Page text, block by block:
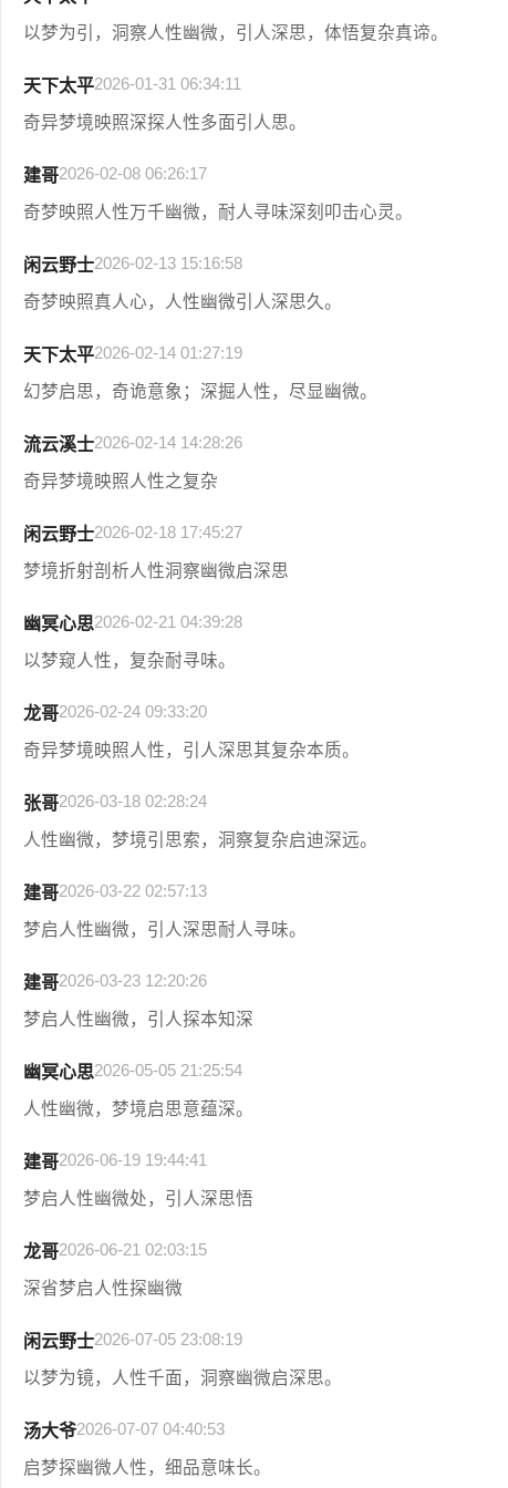
以梦为引，洞察人性幽微，引人深思，体悟复杂真谛。
天下太平2026-01-31 06:34:11
奇异梦境映照深探人性多面引人思。
建哥2026-02-08 06:26:17
奇梦映照人性万千幽微，耐人寻味深刻叩击心灵。
闲云野士2026-02-13 15:16:58
奇梦映照真人心，人性幽微引人深思久。
天下太平2026-02-14 01:27:19
幻梦启思，奇诡意象；深掘人性，尽显幽微。
流云溪士2026-02-14 14:28:26
奇异梦境映照人性之复杂
闲云野士2026-02-18 17:45:27
梦境折射剖析人性洞察幽微启深思
幽冥心思2026-02-21 04:39:28
以梦窥人性，复杂耐寻味。
龙哥2026-02-24 09:33:20
奇异梦境映照人性，引人深思其复杂本质。
张哥2026-03-18 02:28:24
人性幽微，梦境引思索，洞察复杂启迪深远。
建哥2026-03-22 02:57:13
梦启人性幽微，引人深思耐人寻味。
建哥2026-03-23 12:20:26
梦启人性幽微，引人探本知深
幽冥心思2026-05-05 21:25:54
人性幽微，梦境启思意蕴深。
建哥2026-06-19 19:44:41
梦启人性幽微处，引人深思悟
龙哥2026-06-21 02:03:15
深省梦启人性探幽微
闲云野士2026-07-05 23:08:19
以梦为镜，人性千面，洞察幽微启深思。
汤大爷2026-07-07 04:40:53
启梦探幽微人性，细品意味长。